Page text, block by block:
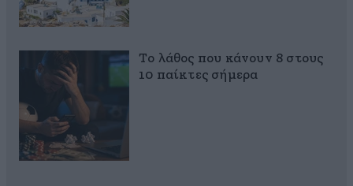
Το λάθος που κάνουν 8 στους
10 παίκτες σήμερα